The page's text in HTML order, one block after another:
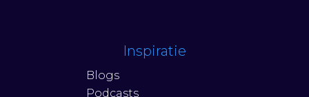
Inspiratie
Blogs
Podcasts